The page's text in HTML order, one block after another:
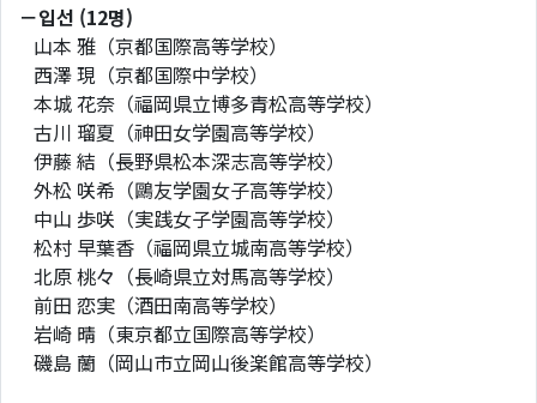
－입선 (12명)
山本 雅（京都国際高等学校）
西澤 現（京都国際中学校）
本城 花奈（福岡県立博多青松高等学校）
古川 瑠夏（神田女学園高等学校）
伊藤 結（長野県松本深志高等学校）
外松 咲希（鷗友学園女子高等学校）
中山 歩咲（実践女子学園高等学校）
松村 早葉香（福岡県立城南高等学校）
北原 桃々（長崎県立対馬高等学校）
前田 恋実（酒田南高等学校）
岩崎 晴（東京都立国際高等学校）
磯島 蘭（岡山市立岡山後楽館高等学校）